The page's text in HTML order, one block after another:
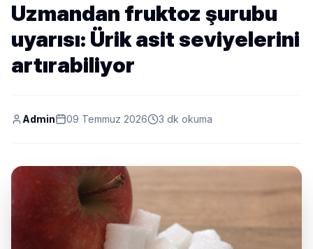
Uzmandan fruktoz şurubu
uyarısı: Ürik asit seviyelerini
artırabiliyor
Admin 09 Temmuz 2026 3 dk okuma